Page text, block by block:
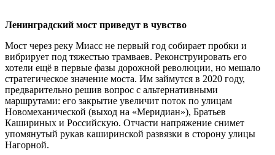
Ленинградский мост приведут в чувство
Мост через реку Миасс не первый год собирает пробки и
вибрирует под тяжестью трамваев. Реконструировать его
хотели ещё в первые фазы дорожной революции, но мешало
стратегическое значение моста. Им займутся в 2020 году,
предварительно решив вопрос с альтернативными
маршрутами: его закрытие увеличит поток по улицам
Новомеханической (выход на «Меридиан»), Братьев
Кашириных и Российскую. Отчасти напряжение снимет
упомянутый рукав каширинской развязки в сторону улицы
Нагорной.